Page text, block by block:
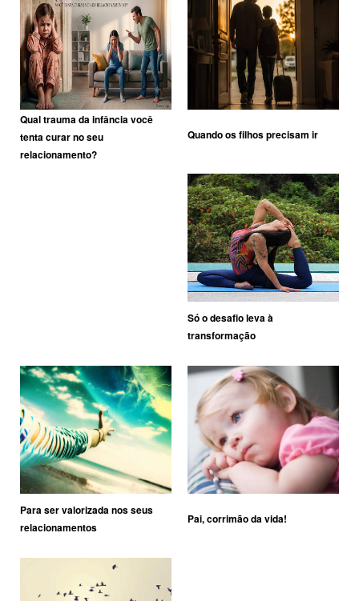
Qual trauma da infância você
tenta curar no seu
relacionamento?
Quando os filhos precisam ir
Só o desafio leva à
transformação
Para ser valorizada nos seus
relacionamentos
Pai, corrimão da vida!